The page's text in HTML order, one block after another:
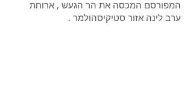
המפורסם המכסה את הר הגעש , ארוחת
ערב לינה אזור סטיקיסהולמר .